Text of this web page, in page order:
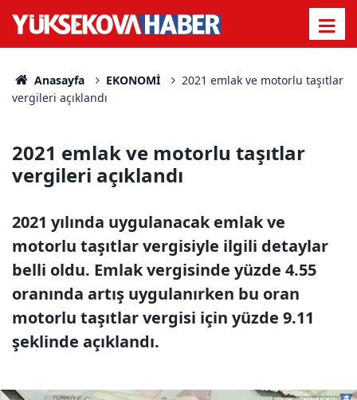
Anasayfa EKONOMİ
2021 emlak ve motorlu taşıtlar
vergileri açıklandı
2021 emlak ve motorlu taşıtlar
vergileri açıklandı
2021 yılında uygulanacak emlak ve
motorlu taşıtlar vergisiyle ilgili detaylar
belli oldu. Emlak vergisinde yüzde 4.55
oranında artış uygulanırken bu oran
motorlu taşıtlar vergisi için yüzde 9.11
şeklinde açıklandı.